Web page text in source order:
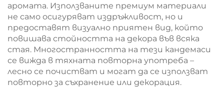
аромата. Използваните премиум материали
не само осигуряват издръжливост, но и
предоставят визуално приятен вид, който
повишава стойността на декора във всяка
стая. Многостранността на тези кандемаси
се вижда в тяхната повторна употреба –
лесно се почистват и могат да се използват
повторно за съхранение или декорация.